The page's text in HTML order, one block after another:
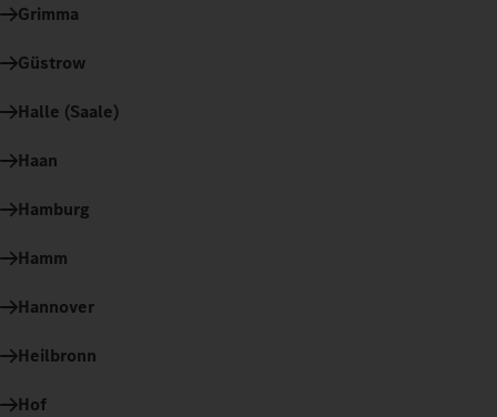
Grimma
Güstrow
Halle (Saale)
Haan
Hamburg
Hamm
Hannover
Heilbronn
Hof